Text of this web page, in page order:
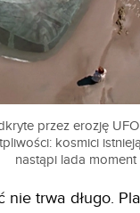
przez erozję
kosmici
nastąpi lada moment
nie trwa długo.